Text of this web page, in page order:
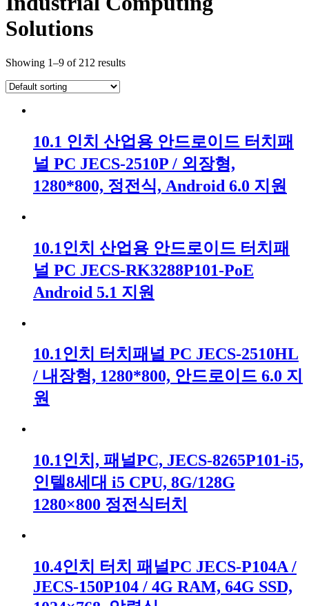
Solutions
Showing 1–9 of 212 results
10.1 인치 산업용 안드로이드 터치패
널 PC JECS-2510P / 외장형,
1280*800, 정전식, Android 6.0 지원
10.1인치 산업용 안드로이드 터치패
널 PC JECS-RK3288P101-PoE
Android 5.1 지원
10.1인치 터치패널 PC JECS-2510HL
/ 내장형, 1280*800, 안드로이드 6.0 지
원
10.1인치, 패널PC, JECS-8265P101-i5,
인텔8세대 i5 CPU, 8G/128G
1280×800 정전식터치
10.4인치 터치 패널PC JECS-P104A /
JECS-150P104 / 4G RAM, 64G SSD,